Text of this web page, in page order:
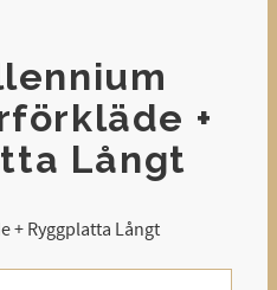
+
Långt
+ Ryggplatta Långt